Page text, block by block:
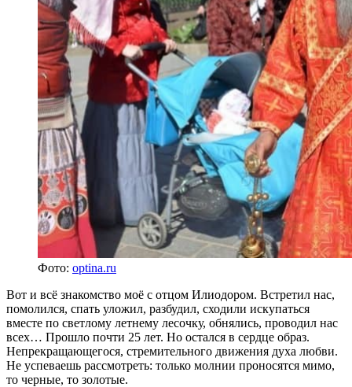
Фото: optina.ru
Вот и всё знакомство моё с отцом Илиодором. Встретил нас,
помолился, спать уложил, разбудил, сходили искупаться
вместе по светлому летнему лесочку, обнялись, проводил нас
всех… Прошло почти 25 лет. Но остался в сердце образ.
Непрекращающегося, стремительного движения духа любви.
Не успеваешь рассмотреть: только молнии проносятся мимо,
то черные, то золотые.